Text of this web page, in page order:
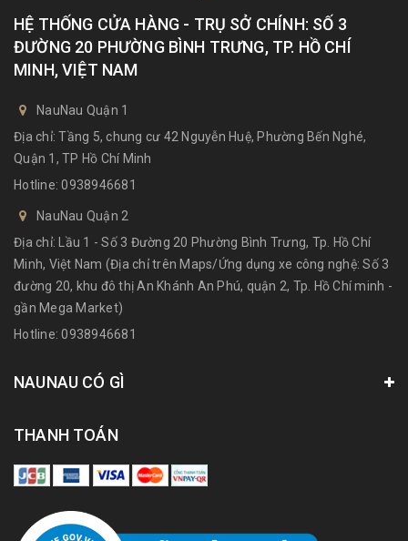
HỆ THỐNG CỬA HÀNG - TRỤ SỞ CHÍNH: SỐ 3
ĐƯỜNG 20 PHƯỜNG BÌNH TRƯNG, TP. HỒ CHÍ
MINH, VIỆT NAM
NauNau Quận 1
Địa chỉ: Tầng 5, chung cư 42 Nguyễn Huệ, Phường Bến Nghé,
Quận 1, TP Hồ Chí Minh
Hotline:0938946681
NauNau Quận 2
Địa chỉ: Lầu 1 - Số 3 Đường 20 Phường Bình Trưng, Tp. Hồ Chí
Minh, Việt Nam (Địa chỉ trên Maps/Ứng dụng xe công nghệ: Số 3
đường 20, khu đô thị An Khánh An Phú, quận 2, Tp. Hồ Chí minh -
gần Mega Market)
Hotline:0938946681
NAUNAU CÓ GÌ
THANH TOÁN